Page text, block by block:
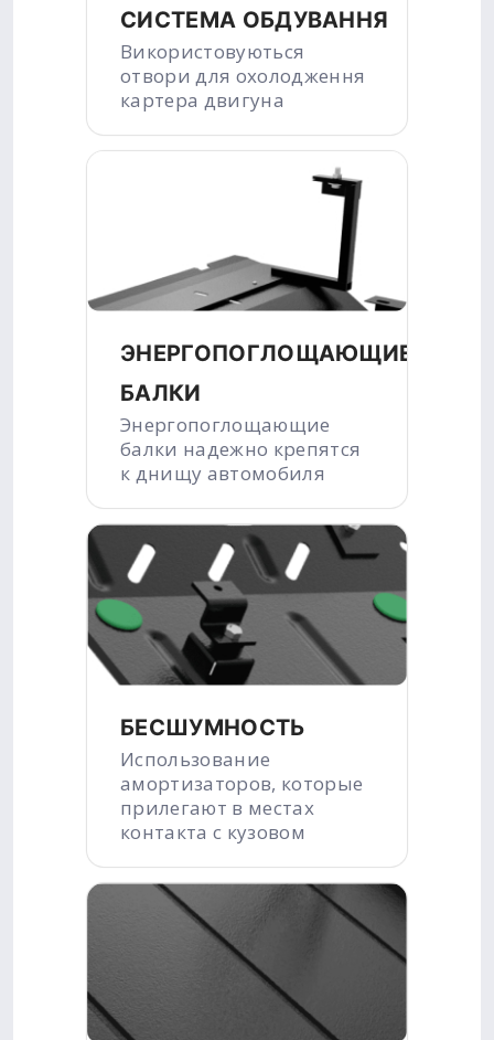
СИСТЕМА ОБДУВАННЯ
Використовуються
отвори для охолодження
картера двигуна
ЭНЕРГОПОГЛОЩАЮЩИЕ
БАЛКИ
Энергопоглощающие
балки надежно крепятся
к днищу автомобиля
БЕСШУМНОСТЬ
Использование
амортизаторов, которые
прилегают в местах
контакта с кузовом